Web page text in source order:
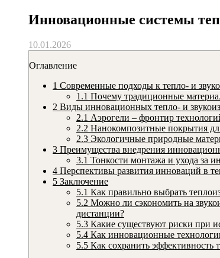
Инновационные системы
10.01.2026
Оглавление
1 Современные подходы к тепло- и
1.1 Почему традиционные
2 Виды инновационных тепло- и
2.1 Аэрогели – фронтир
2.2 Нанокомпозитные покрытия
2.3 Экологичные природные
3 Преимущества внедрения
3.1 Тонкости монтажа и ухода за
4 Перспективы развития инноваций в
5 Заключение
5.1 Как правильно выбрать
5.2 Можно ли сэкономить на
дистанции?
5.3 Какие существуют риски при
5.4 Как инновационные
5.5 Как сохранить эффективность